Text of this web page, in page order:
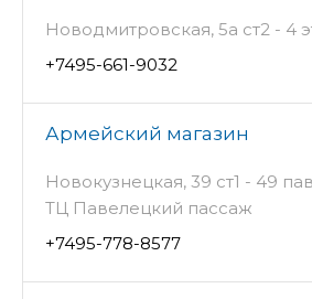
Новодмитровская, 5а ст2 - 4
+7495-661-9032
Армейский магазин
Новокузнецкая, 39 ст1 - 49
ТЦ Павелецкий пассаж
+7495-778-8577